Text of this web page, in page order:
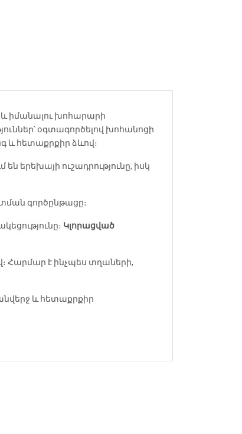
իմանալու խոհարարի
օգտագործելով խոհանոցի
և հետաքրքիր ձևով։
են երեխայի ուշադրությունը, իսկ
գործընթացը։
Կլորացված
Հարմար է ինչպես տղաների,
և հետաքրքիր